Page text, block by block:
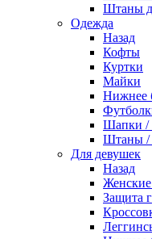
Штаны
Одежда
Назад
Кофты
Куртки
Майки
Нижнее
Шапки /
Штаны
Для девушек
Назад
Защита